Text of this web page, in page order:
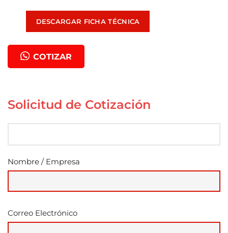
DESCARGAR FICHA TÉCNICA
COTIZAR
Solicitud de Cotización
Nombre / Empresa
Correo Electrónico